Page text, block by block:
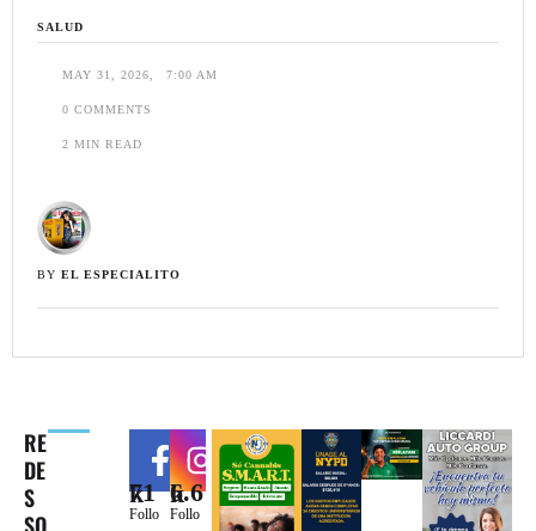
SALUD
MAY 31, 2026 7:00 AM
0 COMMENTS
2 MIN READ
BY EL ESPECIALITO
RE
DE
S
71k
Follo
6.6k
Follo